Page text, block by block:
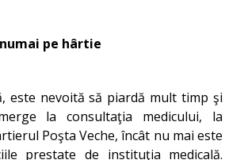
pe hârtie
este nevoită să piardă mult timp şi
la consultaţia medicului, la
Poşta Veche, încât nu mai este
prestate de instituţia medicală.